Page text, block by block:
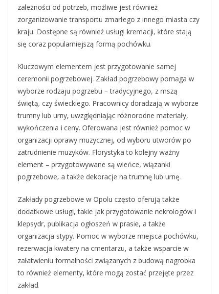
zależności od potrzeb, możliwe jest również
zorganizowanie transportu zmarłego z innego miasta czy
kraju. Dostępne są również usługi kremacji, które stają
się coraz popularniejszą formą pochówku.
Kluczowym elementem jest przygotowanie samej
ceremonii pogrzebowej. Zakład pogrzebowy pomaga w
wyborze rodzaju pogrzebu – tradycyjnego, z mszą
świętą, czy świeckiego. Pracownicy doradzają w wyborze
trumny lub urny, uwzględniając różnorodne materiały,
wykończenia i ceny. Oferowana jest również pomoc w
organizacji oprawy muzycznej, od wyboru utworów po
zatrudnienie muzyków. Florystyka to kolejny ważny
element – przygotowywane są wieńce, wiązanki
pogrzebowe, a także dekoracje na trumnę lub urnę.
Zakłady pogrzebowe w Opolu często oferują także
dodatkowe usługi, takie jak przygotowanie nekrologów i
klepsydr, publikacja ogłoszeń w prasie, a także
organizacja stypy. Pomoc w wyborze miejsca pochówku,
rezerwacja kwatery na cmentarzu, a także wsparcie w
załatwieniu formalności związanych z budową nagrobka
to również elementy, które mogą zostać przejęte przez
zakład.